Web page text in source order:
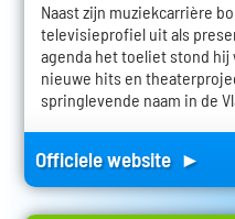
Naast zijn muziekcarrière
televisieprofiel uit als
agenda het toeliet stond
nieuwe hits en
springlevende naam in de
Officiele website ►